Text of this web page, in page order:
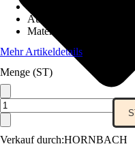
Verkauf durch:HORNBACH
Ausführung Endstück
Material
Mehr Artikeldetails
Menge (ST)